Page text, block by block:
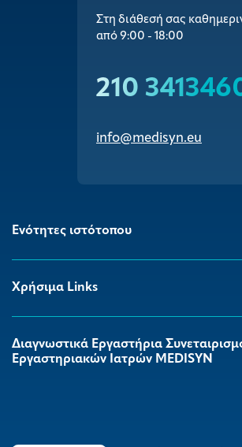
Στη διάθεσή σας
από 9:00 - 18:00
210
info@medisyn.eu
Ενότητες ιστότοπου
Χρήσιμα Links
Διαγνωστικά Εργαστήρια
Εργαστηριακών Ιατρών MEDISYΝ